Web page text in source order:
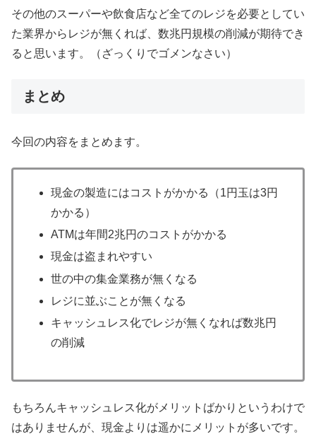
その他のスーパーや飲食店など全てのレジを必要としてい
た業界からレジが無くれば、数兆円規模の削減が期待でき
ると思います。（ざっくりでゴメンなさい）
まとめ
今回の内容をまとめます。
現金の製造にはコストがかかる（1円玉は3円
かかる）
ATMは年間2兆円のコストがかかる
現金は盗まれやすい
世の中の集金業務が無くなる
レジに並ぶことが無くなる
キャッシュレス化でレジが無くなれば数兆円
の削減
もちろんキャッシュレス化がメリットばかりというわけで
はありませんが、現金よりは遥かにメリットが多いです。